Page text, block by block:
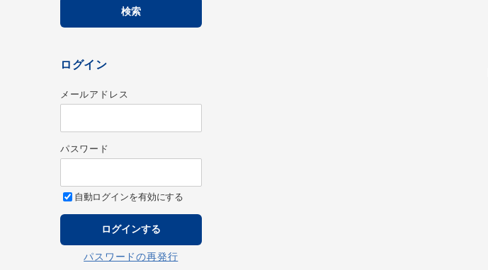
ログイン
メールアドレス
パスワード
自動ログインを有効にする
パスワードの再発行